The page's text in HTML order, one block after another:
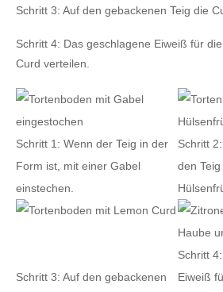
Schritt 3: Auf den gebackenen Teig die
Schritt 4: Das geschlagene Eiweiß für
Curd verteilen.
Schritt 1: Wenn der Teig in der
Form ist, mit einer Gabel
einstechen.
Schritt
den
Schritt 3: Auf den gebackenen
Schritt
Eiweiß